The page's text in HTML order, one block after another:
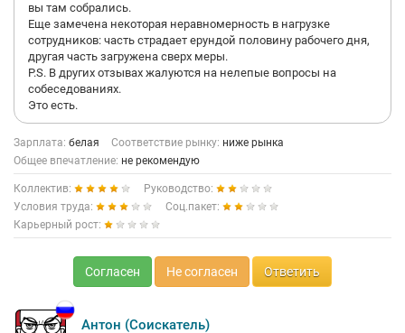
вы там собрались.
Еще замечена некоторая неравномерность в нагрузке
сотрудников: часть страдает ерундой половину рабочего дня,
другая часть загружена сверх меры.
P.S. В других отзывах жалуются на нелепые вопросы на
собеседованиях.
Это есть.
Зарплата: белая Соответствие рынку: ниже рынка
Общее впечатление: не рекомендую
Коллектив:
Руководство:
Условия труда:
Соц.пакет:
Карьерный рост:
Согласен Не согласен Ответить
Антон (Соискатель)